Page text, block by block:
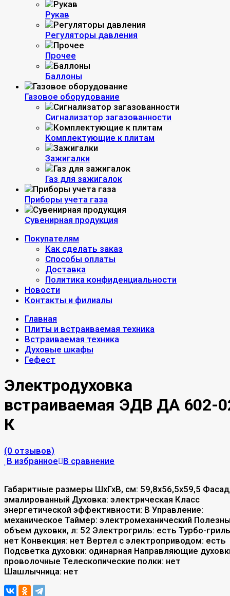
Рукав
Регуляторы давления
Прочее
Баллоны
Газовое оборудование
Сигнализатор загазованности
Комплектующие к плитам
Зажигалки
Газ для зажигалок
Приборы учета газа
Сувенирная продукция
Покупателям
Как сделать заказ
Способы оплаты
Доставка
Политика конфиденциальности
Новости
Контакты и филиалы
Главная
Плиты и встраиваемая техника
Встраиваемая техника
Духовые шкафы
Гефест
Электродуховка
встраиваемая ЭДВ ДА 602-
К
(0 отзывов)
В избранное В сравнение
Габаритные размеры ШхГхВ, см: 59,8х56,5х59,5
эмалированный Духовка: электрическая Класс
энергетической эффективности: B Управление:
механическое Таймер: электромеханический
объем духовки, л: 52 Электрогриль: есть Турбо-
нет Конвекция: нет Вертел с электроприводом: есть
Подсветка духовки: одинарная Направляющие
проволочные Телескопические полки: нет
Шашлычница: нет